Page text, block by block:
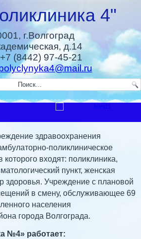
4"
г.Волгоград
д.14
(8442) 97-45-21
здравоохранения
поликлиническое
которого входят: поликлиника,
пункт, женская
здоровья. Учреждение с плановой
в смену, обслуживающее 69
населения
города Волгограда.
№4» работает: